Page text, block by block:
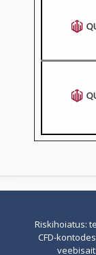
Riskihoiatus:
CFD-